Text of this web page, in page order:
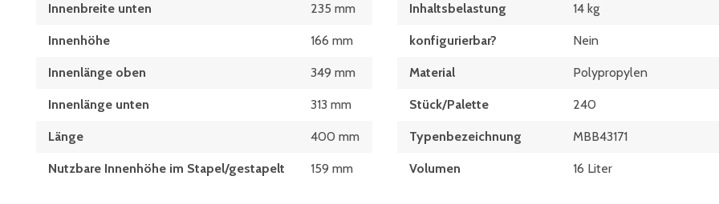
Innenbreite unten 235 mm
Innenhöhe 166 mm
Innenlänge oben 349 mm
Innenlänge unten 313 mm
Länge 400 mm
Nutzbare Innenhöhe im Stapel/gestapelt 159 mm
Inhaltsbelastung 14 kg
konfigurierbar? Nein
Material Polypropylen
Stück/Palette 240
Typen­be­zeich­nung MBB43171
Volumen 16 Liter